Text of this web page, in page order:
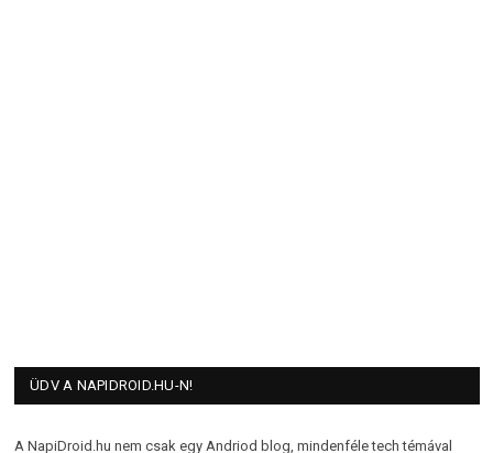
ÜDV A NAPIDROID.HU-N!
A NapiDroid.hu nem csak egy Andriod blog, mindenféle tech témával